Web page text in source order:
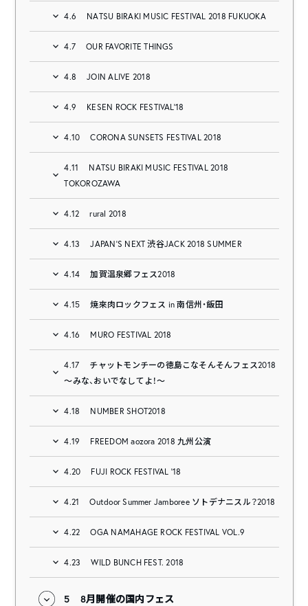
4.6 NATSU BIRAKI MUSIC FESTIVAL 2018 FUKUOKA
4.7 OUR FAVORITE THINGS
4.8 JOIN ALIVE 2018
4.9 KESEN ROCK FESTIVAL’18
4.10 CORONA SUNSETS FESTIVAL 2018
4.11
NATSU BIRAKI MUSIC FESTIVAL 2018
TOKOROZAWA
4.12 rural 2018
4.13 JAPAN’S NEXT 渋谷JACK 2018 SUMMER
4.14 加賀温泉郷フェス2018
4.15 焼來肉ロックフェス in 南信州・飯田
4.16 MURO FESTIVAL 2018
4.17
チャットモンチーの徳島こなそんそんフェス2018
～みな、おいでなしてよ！～
4.18 NUMBER SHOT2018
4.19 FREEDOM aozora 2018 九州公演
4.20 FUJI ROCK FESTIVAL ’18
4.21 Outdoor Summer Jamboree ソトデナニスル？2018
4.22 OGA NAMAHAGE ROCK FESTIVAL VOL.9
4.23 WILD BUNCH FEST. 2018
5 8月開催の国内フェス